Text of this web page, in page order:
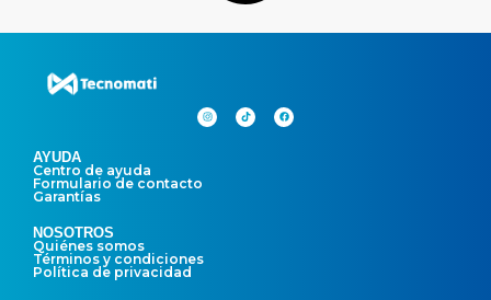
AYUDA
Centro de ayuda
Formulario de contacto
Garantías
NOSOTROS
Quiénes somos
Términos y condiciones
Política de privacidad